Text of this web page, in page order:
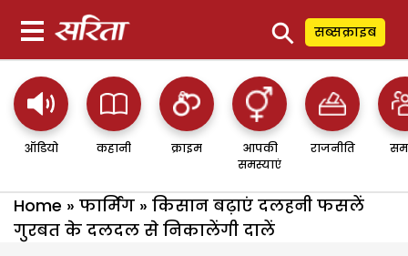
⚲ सब्सक्राइब
ऑडियो कहानी क्राइम
आपकी
समस्याएं
राजनीति
Home » फार्मिंग » किसान बढ़ाएं दलहनी फसलें
गुरबत के दलदल से निकालेंगी दालें